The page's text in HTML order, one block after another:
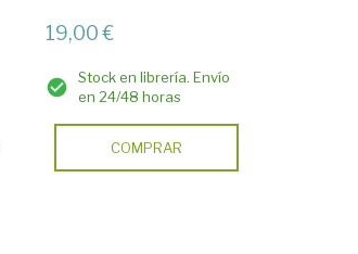
19,00 €
Stock en librería. Envío
en 24/48 horas
COMPRAR